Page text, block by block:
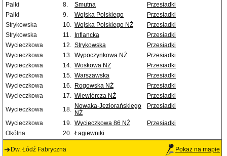
Palki
8. Smutna
Przesiadki
Palki
9. Wojska Polskiego
Przesiadki
Strykowska
10. Wojska Polskiego NŻ
Przesiadki
Strykowska
11. Inflancka
Przesiadki
Wycieczkowa
12. Strykowska
Przesiadki
Wycieczkowa
13. Wypoczynkowa NŻ
Przesiadki
Wycieczkowa
14. Woskowa NŻ
Przesiadki
Wycieczkowa
15. Warszawska
Przesiadki
Wycieczkowa
16. Rogowska NŻ
Przesiadki
Wycieczkowa
17. Wiewiórcza NŻ
Przesiadki
Wycieczkowa
18. Nowaka-Jeziorańskiego
NŻ
Przesiadki
Wycieczkowa 19. Wycieczkowa 86 NŻ
Przesiadki
Okólna
20. Łagiewniki
Dw. Łódź Fabryczna Pokaż na mapie